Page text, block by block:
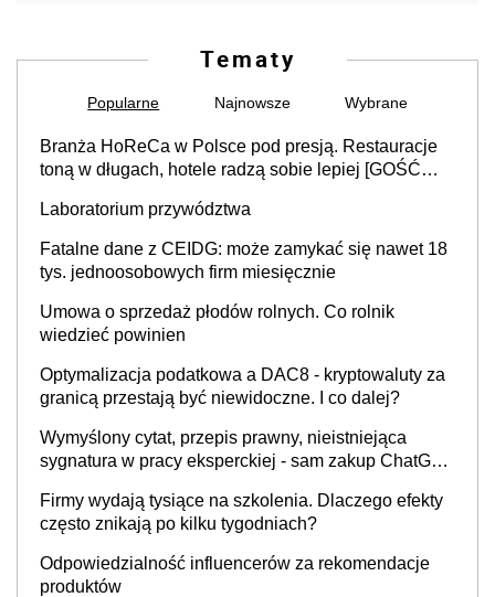
Tematy
Popularne Najnowsze Wybrane
Branża HoReCa w Polsce pod presją. Restauracje
toną w długach, hotele radzą sobie lepiej [GOŚĆ
Laboratorium przywództwa
Fatalne dane z CEIDG: może zamykać się nawet 18
tys. jednoosobowych firm miesięcznie
Umowa o sprzedaż płodów rolnych. Co rolnik
wiedzieć powinien
Optymalizacja podatkowa a DAC8 - kryptowaluty za
granicą przestają być niewidoczne. I co dalej?
Wymyślony cytat, przepis prawny, nieistniejąca
sygnatura w pracy eksperckiej - sam zakup ChatGPT
Firmy wydają tysiące na szkolenia. Dlaczego efekty
często znikają po kilku tygodniach?
Odpowiedzialność influencerów za rekomendacje
produktów